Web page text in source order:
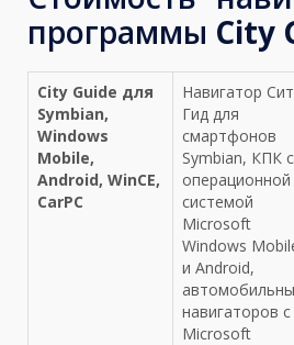
программы City
City Guide для
Symbian,
Windows
Mobile,
Android, WinCE,
CarPC
Навигатор
Гид для
смартфонов
Symbian, КПК с
операционной
системой
Microsoft
Windows
и Android,
навигаторов с
Microsoft